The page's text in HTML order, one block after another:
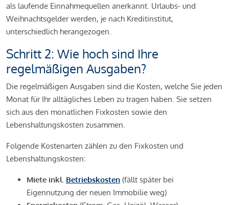
als laufende Einnahmequellen anerkannt. Urlaubs- und
Weihnachtsgelder werden, je nach Kreditinstitut,
unterschiedlich herangezogen.
Schritt 2: Wie hoch sind Ihre
regelmäßigen Ausgaben?
Die regelmäßigen Ausgaben sind die Kosten, welche Sie jeden
Monat für Ihr alltägliches Leben zu tragen haben. Sie setzen
sich aus den monatlichen Fixkosten sowie den
Lebenshaltungskosten zusammen.
Folgende Kostenarten zählen zu den Fixkosten und
Lebenshaltungskosten:
Miete inkl. Betriebskosten (fällt später bei
Eigennutzung der neuen Immobilie weg)